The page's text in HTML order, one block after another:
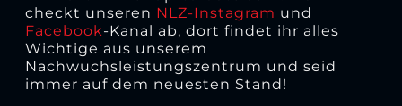
checkt unseren NLZ-Instagram und
Facebook-Kanal ab, dort findet ihr alles
Wichtige aus unserem
Nachwuchsleistungszentrum und seid
immer auf dem neuesten Stand!